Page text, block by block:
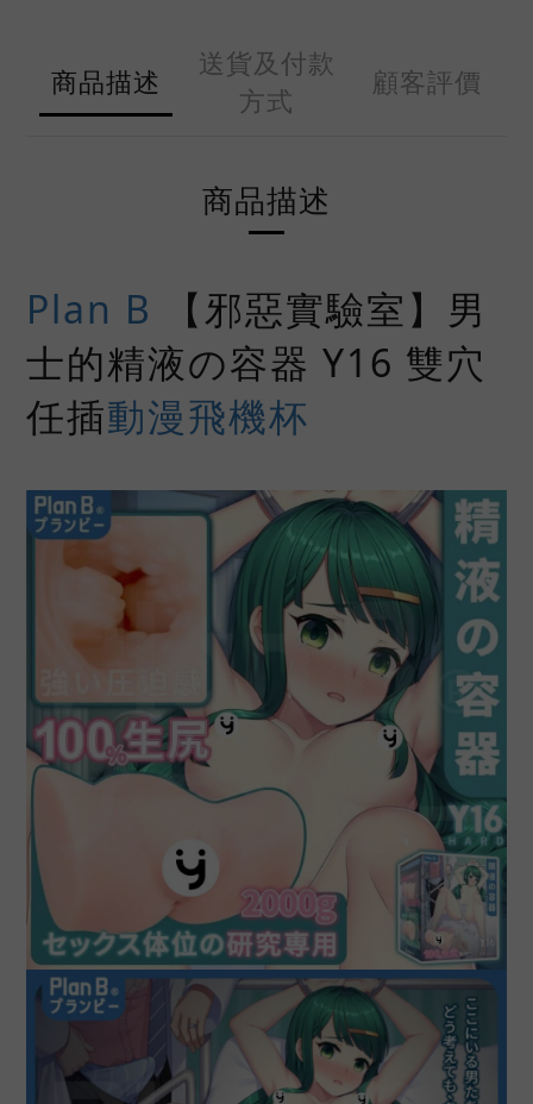
商品描述
送貨及付款
方式
顧客評價
商品描述
Plan B 【邪惡實驗室】男
士的精液の容器 Y16 雙穴
任插動漫飛機杯